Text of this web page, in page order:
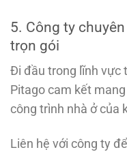
5. Công ty
trọn gói
Đi đầu trong lĩnh vực
Pitago cam kết
công trình nhà ở của
Liên hệ với công ty